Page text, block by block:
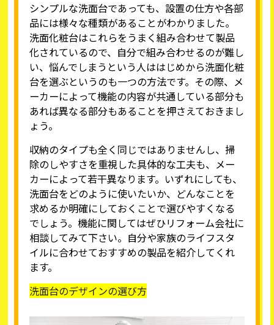
シンプルな洗面台であっても、設置の仕方や各部
品には様々な種類があることがわかりました。
洗面化粧台はこれらをうまく組み合わせて製品
化されているので、自分で組み合わせるのが難し
い、悩んでしまうという人ははじめから洗面化粧
台を選ぶというのも一つの方法です。その際、メ
ーカーによって機能の内容が共通している部分も
あれば異なる部分もあることを押さえておきまし
ょう。
収納のタイプも全く同じではありませんし、掃
除のしやすさを重視した具体的な工夫も、メー
カーによって若干異なります。いずれにしても、
洗面台をどのように使いたいか、どんなことを
求めるか明確にしておくことで選びやすくなる
でしょう。機能に関してはぜひリフォーム会社に
相談してみて下さい。自分や家族のライフスタ
イルに合わせておすすめの製品を紹介してくれ
ます。
洗面台のデザインの選び方